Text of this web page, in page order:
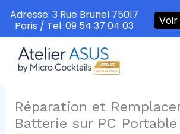
contenu
Réparation et
Batterie sur PC
Adresse: 3 Rue Brunel 75017
Paris / Tel: 09 54 37 04 03
Voir